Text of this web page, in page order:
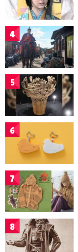
4
5
6
7
8